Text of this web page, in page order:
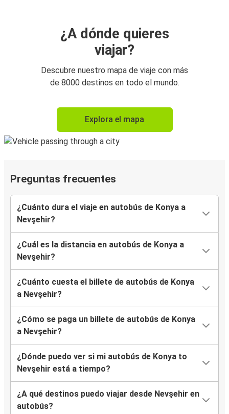
¿A dónde quieres
viajar?
Descubre nuestro mapa de viaje con más
de 8000 destinos en todo el mundo.
Explora el mapa
Preguntas frecuentes
¿Cuánto dura el viaje en autobús de Konya a
Nevşehir?
¿Cuál es la distancia en autobús de Konya a
Nevşehir?
¿Cuánto cuesta el billete de autobús de Konya
a Nevşehir?
¿Cómo se paga un billete de autobús de Konya
a Nevşehir?
¿Dónde puedo ver si mi autobús de Konya to
Nevşehir está a tiempo?
¿A qué destinos puedo viajar desde Nevşehir en
autobús?